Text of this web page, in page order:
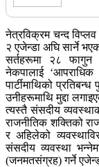
नेत्रविक्रम चन्द
२ एजेन्डा अघि सार्ने
सर्तहरूमा २८ फागुन
नेकपालाई
पार्टीमाथिको
उनीहरूमाथि मुद्दा
त्यस्तै संसदीय
राजनीतिक शक्तिको
र अहिलेको
संसदीय व्यवस्था
(जनमतसंग्रह) गर्ने